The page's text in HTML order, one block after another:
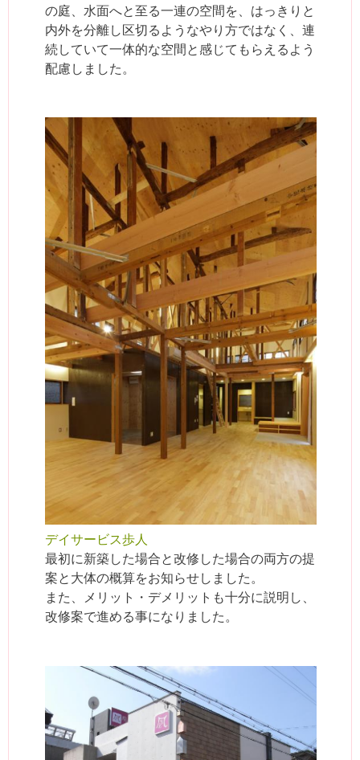
の庭、水面へと至る一連の空間を、はっきりと
内外を分離し区切るようなやり方ではなく、連
続していて一体的な空間と感じてもらえるよう
配慮しました。
デイサービス歩人
最初に新築した場合と改修した場合の両方の提
案と大体の概算をお知らせしました。
また、メリット・デメリットも十分に説明し、
改修案で進める事になりました。